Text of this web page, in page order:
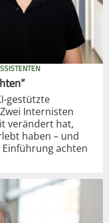
gestützte
Internisten
verändert hat,
haben – und
achten